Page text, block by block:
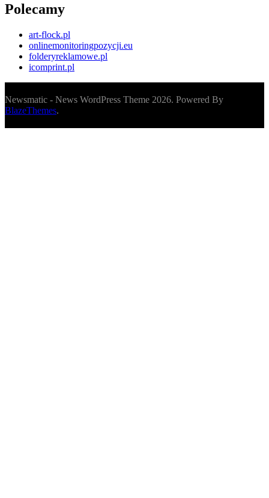
Polecamy
art-flock.pl
onlinemonitoringpozycji.eu
folderyreklamowe.pl
icomprint.pl
Newsmatic - News WordPress Theme 2026. Powered By
BlazeThemes.